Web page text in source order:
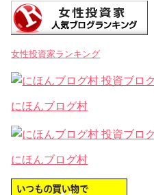
女性投資家ランキング
にほんブログ村
にほんブログ村